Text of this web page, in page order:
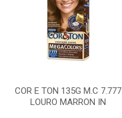
COR E TON 135G M.C 7.777
LOURO MARRON IN